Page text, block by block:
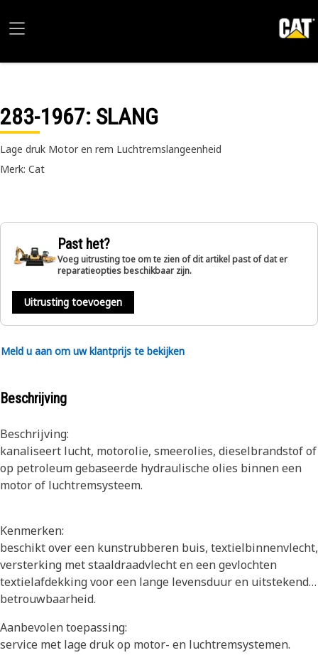
283-1967: SLANG
Lage druk Motor en rem Luchtremslangeenheid
Merk: Cat
Past het?
Voeg uitrusting toe om te zien of dit artikel past of dat er
reparatieopties beschikbaar zijn.
Uitrusting toevoegen
Meld u aan om uw klantprijs te bekijken
Beschrijving
Beschrijving:
kanaliseert lucht, motorolie, smeerolies, dieselbrandstof of
op petroleum gebaseerde hydraulische olies binnen een
motor of luchtremsysteem.
Kenmerken:
beschikt over een kunstrubberen buis, textielbinnenvlecht,
versterking met staaldraadvlecht en een gevlochten
textielafdekking voor een lange levensduur en uitstekende
betrouwbaarheid.
Aanbevolen toepassing:
service met lage druk op motor- en luchtremsystemen.